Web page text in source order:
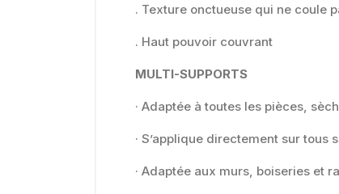
. Texture onctueuse qui ne coule
. Haut pouvoir couvrant
MULTI-SUPPORTS
· Adaptée à toutes les pièces,
· S’applique directement sur tous
· Adaptée aux murs, boiseries et